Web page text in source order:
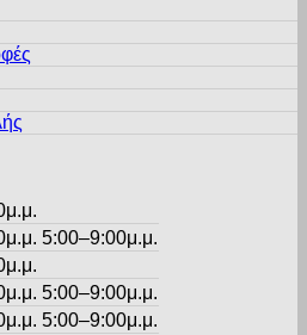
5:00–9:00μ.μ.
5:00–9:00μ.μ.
5:00–9:00μ.μ.